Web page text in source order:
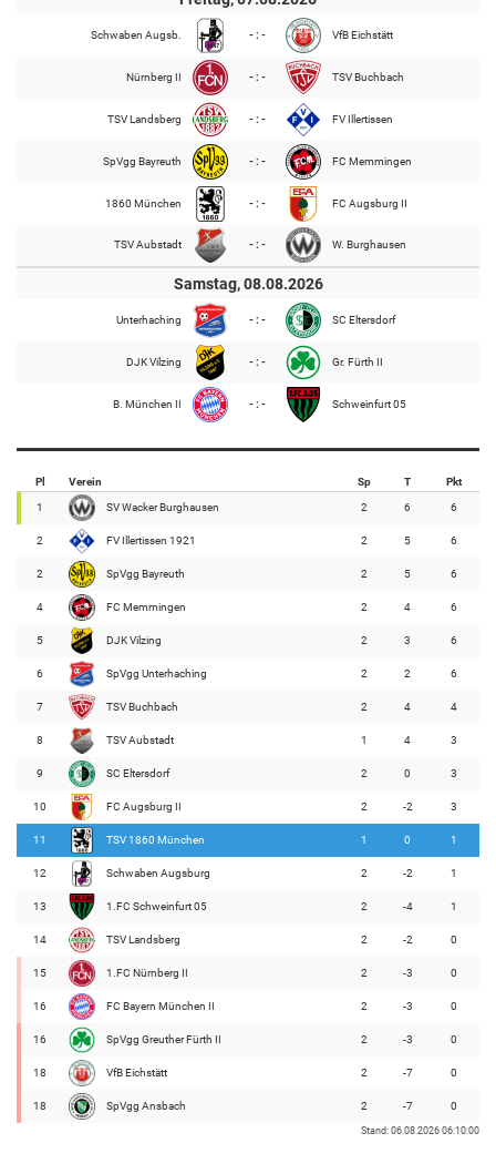
Schwaben Augsb. - : - VfB Eichstätt
Nürnberg II - : - TSV Buchbach
TSV Landsberg - : - FV Illertissen
SpVgg Bayreuth - : - FC Memmingen
1860 München - : - FC Augsburg II
TSV Aubstadt - : - W. Burghausen
Samstag, 08.08.2026
Unterhaching - : - SC Eltersdorf
DJK Vilzing - : - Gr. Fürth II
B. München II - : - Schweinfurt 05
Pl Verein Sp T Pkt
1 SV Wacker Burghausen 2 6 6
2 FV Illertissen 1921 2 5 6
2 SpVgg Bayreuth 2 5 6
4 FC Memmingen 2 4 6
5 DJK Vilzing 2 3 6
6 SpVgg Unterhaching 2 2 6
7 TSV Buchbach 2 4 4
8 TSV Aubstadt 1 4 3
9 SC Eltersdorf 2 0 3
10 FC Augsburg II 2 -2 3
11 TSV 1860 München 1 0 1
12 Schwaben Augsburg 2 -2 1
13 1.FC Schweinfurt 05 2 -4 1
14 TSV Landsberg 2 -2 0
15 1.FC Nürnberg II 2 -3 0
16 FC Bayern München II 2 -3 0
16 SpVgg Greuther Fürth II 2 -3 0
18 VfB Eichstätt 2 -7 0
18 SpVgg Ansbach 2 -7 0
Stand: 06.08.2026 06:10:00